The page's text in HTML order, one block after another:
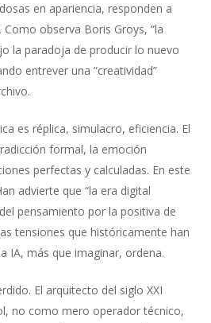
en apariencia, responden a
observa Boris Groys, “la
la paradoja de producir lo nuevo
entrever una “creatividad”
es réplica, simulacro, eficiencia. El
formal, la emoción
perfectas y calculadas. En este
advierte que “la era digital
pensamiento por la positiva de
tensiones que históricamente han
IA, más que imaginar, ordena.
El arquitecto del siglo XXI
no como mero operador técnico,